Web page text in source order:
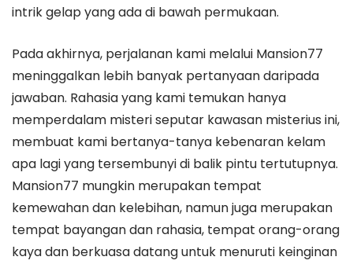
intrik gelap yang ada di bawah permukaan.
Pada akhirnya, perjalanan kami melalui Mansion77
meninggalkan lebih banyak pertanyaan daripada
jawaban. Rahasia yang kami temukan hanya
memperdalam misteri seputar kawasan misterius ini,
membuat kami bertanya-tanya kebenaran kelam
apa lagi yang tersembunyi di balik pintu tertutupnya.
Mansion77 mungkin merupakan tempat
kemewahan dan kelebihan, namun juga merupakan
tempat bayangan dan rahasia, tempat orang-orang
kaya dan berkuasa datang untuk menuruti keinginan